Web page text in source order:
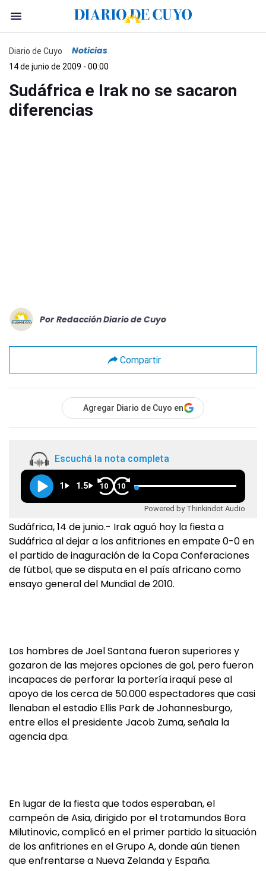
Diario de Cuyo Noticias
14 de junio de 2009 - 00:00
Sudáfrica e Irak no se sacaron
diferencias
Por Redacción Diario de Cuyo
Compartir
Agregar Diario de Cuyo en
Escuchá la nota completa
1 1.5 10 10
Powered by Thinkindot Audio
Sudáfrica, 14 de junio.- Irak aguó hoy la fiesta a
Sudáfrica al dejar a los anfitriones en empate 0-0 en
el partido de inaguración de la Copa Conferaciones
de fútbol, que se disputa en el país africano como
ensayo general del Mundial de 2010.
Los hombres de Joel Santana fueron superiores y
gozaron de las mejores opciones de gol, pero fueron
incapaces de perforar la portería iraquí pese al
apoyo de los cerca de 50.000 espectadores que casi
llenaban el estadio Ellis Park de Johannesburgo,
entre ellos el presidente Jacob Zuma, señala la
agencia dpa.
En lugar de la fiesta que todos esperaban, el
campeón de Asia, dirigido por el trotamundos Bora
Milutinovic, complicó en el primer partido la situación
de los anfitriones en el Grupo A, donde aún tienen
que enfrentarse a Nueva Zelanda y España.